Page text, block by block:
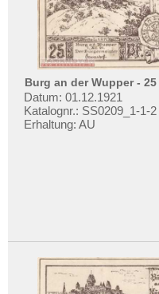
Buxtehude
Orte mit C...
Orte mit D...
Orte mit E...
Orte mit F...
Orte mit K...
Orte mit L...
Orte mit M...
Testbanknoten
Banknotenbriefe
Kataloge
Aufbewahrung
Gutscheine
Ankauf
Erhaltungsgrade
Burg an der Wupper -
Datum: 01.12.1921
Katalognr.: SS0209_1-1-2
Erhaltung: AU